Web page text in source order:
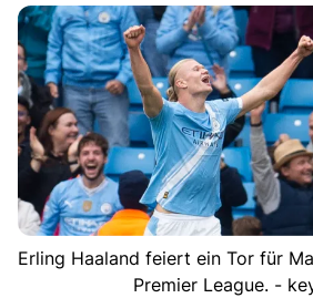
Erling Haaland feiert ein Tor für
Premier League. -